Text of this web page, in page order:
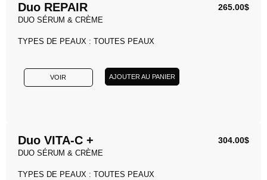
Duo REPAIR 265.00$
DUO SÉRUM & CRÈME
TYPES DE PEAUX : TOUTES PEAUX
VOIR AJOUTER AU PANIER
Duo VITA-C + 304.00$
DUO SÉRUM & CRÈME
TYPES DE PEAUX : TOUTES PEAUX